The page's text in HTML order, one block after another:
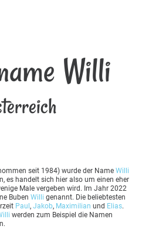
Willi
seit 1984) wurde der Name Willi
es handelt sich hier also um einen eher
Male vergeben wird. Im Jahr 2022
Buben Willi genannt. Die beliebtesten
Paul , Jakob, Maximilian und Elias.
werden zum Beispiel die Namen